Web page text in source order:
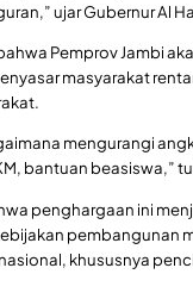
ujar Gubernur Al
Pemprov Jambi
masyarakat
mengurangi
bantuan beasiswa,”
penghargaan ini
pembangunan
khususnya